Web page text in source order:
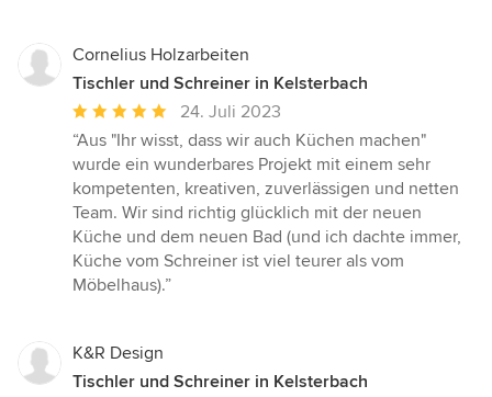
Cornelius Holzarbeiten
Tischler und Schreiner in Kelsterbach
Durchschnittliche
Bewertung:
5
von
5
Sternen
24. Juli 2023
“Aus "Ihr wisst, dass wir auch Küchen machen"
wurde ein wunderbares Projekt mit einem sehr
kompetenten, kreativen, zuverlässigen und netten
Team. Wir sind richtig glücklich mit der neuen
Küche und dem neuen Bad (und ich dachte immer,
Küche vom Schreiner ist viel teurer als vom
Möbelhaus).”
K&R Design
Tischler und Schreiner in Kelsterbach